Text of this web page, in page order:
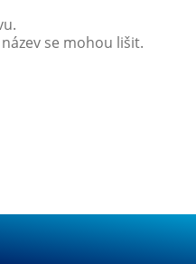
se mohou lišit.